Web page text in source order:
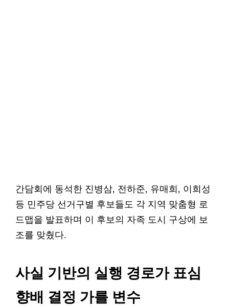
간담회에 동석한 진병삼, 전하준, 유매희, 이희성
등 민주당 선거구별 후보들도 각 지역 맞춤형 로
드맵을 발표하며 이 후보의 자족 도시 구상에 보
조를 맞췄다.
사실 기반의 실행 경로가 표심
향배 결정 가를 변수